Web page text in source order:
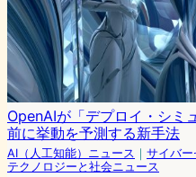
OpenAIが「デプロイ・シミ
前に挙動を予測する新手法
AI（人工知能）ニュース ｜ サイバ
テクノロジーと社会ニュース